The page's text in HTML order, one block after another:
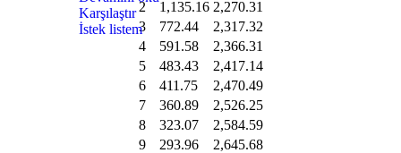
Karşılaştır
İstek listem
2 1,135.16 2,270.31
3
772.44
2,317.32
4
591.58
2,366.31
5
483.43
2,417.14
6
411.75
2,470.49
7
360.89
2,526.25
8
323.07
2,584.59
9
293.96
2,645.68